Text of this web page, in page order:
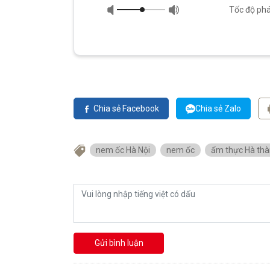
Tốc độ
Chia sẻ Facebook Chia sẻ Zalo
nem ốc Hà Nội nem ốc ẩm thực Hà
Gửi bình luận